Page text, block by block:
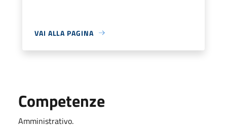
VAI ALLA PAGINA
Competenze
Amministrativo.